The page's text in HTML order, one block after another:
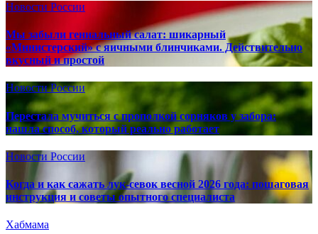
Новости России
Мы забыли гениальный салат: шикарный
«Министерский» с яичными блинчиками. Действительно
вкусный и простой
Новости России
Перестала мучиться с прополкой сорняков у забора:
нашла способ, который реально работает
Новости России
Когда и как сажать лук-севок весной 2026 года: пошаговая
инструкция и советы опытного специалиста
Хабмама